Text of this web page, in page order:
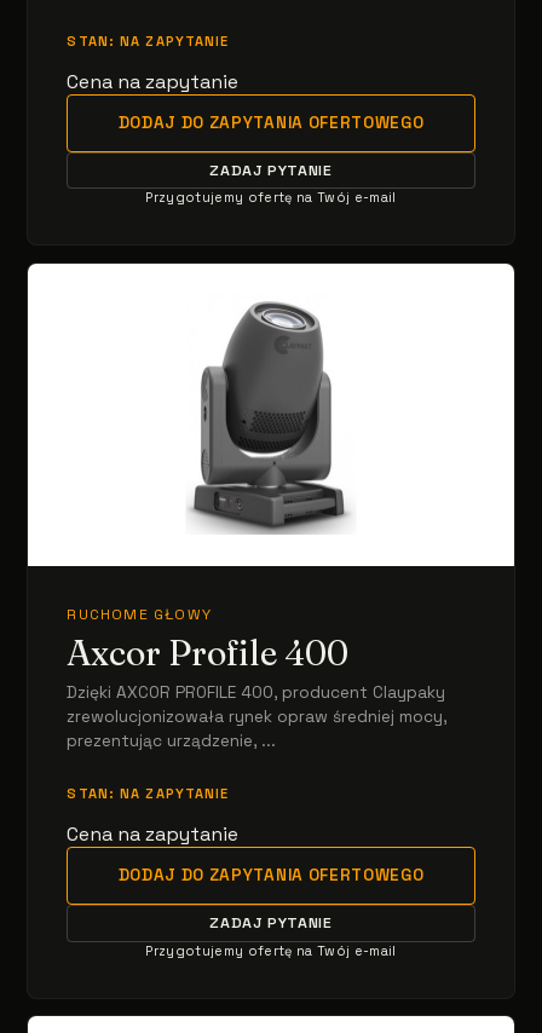
STAN: NA ZAPYTANIE
Cena na zapytanie
DODAJ DO ZAPYTANIA OFERTOWEGO
ZADAJ PYTANIE
Przygotujemy ofertę na Twój e-mail
RUCHOME GŁOWY
Axcor Profile 400
Dzięki AXCOR PROFILE 400, producent Claypaky
zrewolucjonizowała rynek opraw średniej mocy,
prezentując urządzenie, ...
STAN: NA ZAPYTANIE
Cena na zapytanie
DODAJ DO ZAPYTANIA OFERTOWEGO
ZADAJ PYTANIE
Przygotujemy ofertę na Twój e-mail